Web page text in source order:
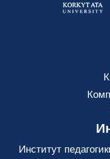
Институт